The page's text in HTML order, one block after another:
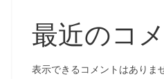
最近のコ
表示できるコメントはありま